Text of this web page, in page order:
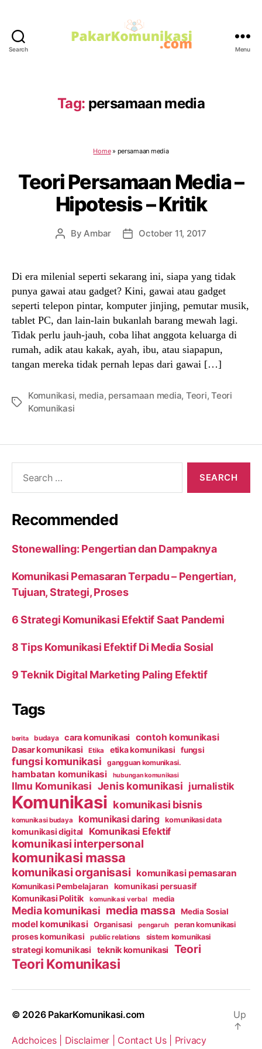
Search Menu
Tag: persamaan media
Home» persamaan media
Teori Persamaan Media –
Hipotesis – Kritik
PostByAmbar
PostOctober 11, 2017
Di era milenial seperti sekarang ini, siapa yang tidak
punya gawai atau gadget? Kini, gawai atau gadget
seperti telepon pintar, komputer jinjing, pemutar musik,
tablet PC, dan lain-lain bukanlah barang mewah lagi.
Tidak perlu jauh-jauh, coba lihat anggota keluarga di
rumah, adik atau kakak, ayah, ibu, atau siapapun,
tangan mereka tidak pernah lepas dari gawai […]
Tags
Komunikasi, media, persamaan media, Teori,Teori
Komunikasi
Recommended
Stonewalling: Pengertian dan Dampaknya
Komunikasi Pemasaran Terpadu – Pengertian,
Tujuan, Strategi, Proses
6 Strategi Komunikasi Efektif Saat Pandemi
8 Tips Komunikasi Efektif Di Media Sosial
9 Teknik Digital Marketing Paling Efektif
Tags
berita budaya cara komunikasi contoh komunikasi
Dasar komunikasi Etika etika komunikasi fungsi
fungsi komunikasi gangguan komunikasi.
hambatan komunikasi hubungan komunikasi
Ilmu Komunikasi Jenis komunikasi jurnalistik
Komunikasi komunikasi bisnis
komunikasi budaya komunikasi daring komunikasi data
komunikasi digital Komunikasi Efektif
komunikasi interpersonal
komunikasi massa
komunikasi organisasi komunikasi pemasaran
Komunikasi Pembelajaran komunikasi persuasif
Komunikasi Politik komunikasi verbal media
Media komunikasi media massa Media Sosial
model komunikasi Organisasi pengaruh peran komunikasi
proses komunikasi public relations sistem komunikasi
strategi komunikasi teknik komunikasi Teori
Teori Komunikasi
© 2026 PakarKomunikasi.com
Adchoices | Disclaimer | Contact Us | Privacy
Up
↑